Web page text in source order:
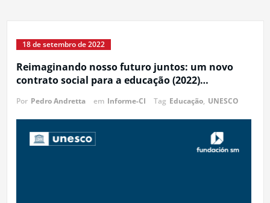
18 de setembro de 2022
Reimaginando nosso futuro juntos: um novo
contrato social para a educação (2022)…
Por Pedro Andretta em Informe-CI Tag Educação, UNESCO